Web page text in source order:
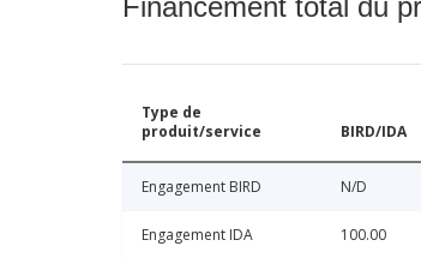
Financement total du
Type de
produit/service
BIRD/IDA
Engagement BIRD N/D
Engagement IDA 100.00